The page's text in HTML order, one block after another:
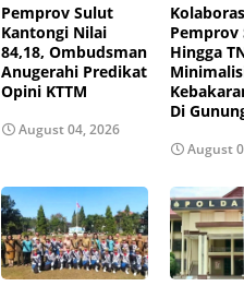
Pemprov Sulut
Kantongi Nilai
84,18, Ombudsman
Anugerahi Predikat
Opini KTTM
August 04, 2026
Pemprov
Hingga
Di
August